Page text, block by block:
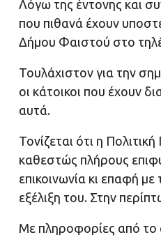
Λόγω της έντονης και
που πιθανά έχουν
Δήμου Φαιστού στο
Τουλάχιστον για την
οι κάτοικοι που έχουν
αυτά.
Τονίζεται ότι η
καθεστώς πλήρους
επικοινωνία κι επαφή
εξέλιξη του. Στην
Με πληροφορίες από το